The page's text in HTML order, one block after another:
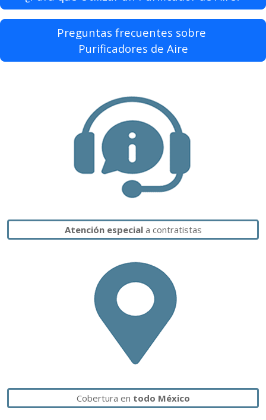
Preguntas frecuentes sobre
Purificadores de Aire
Atención especiala contratistas
Cobertura en todo México